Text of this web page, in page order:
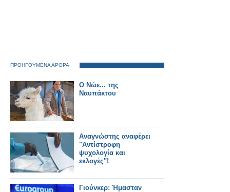
ΠΡΟΗΓΟΥΜΕΝΑ ΑΡΘΡΑ
Ο Νώε... της
Ναυπάκτου
Αναγνώστης αναφέρει
"Αντίστροφη
ψυχολογία και
εκλογές"!
Γιούνκερ: Ήμασταν